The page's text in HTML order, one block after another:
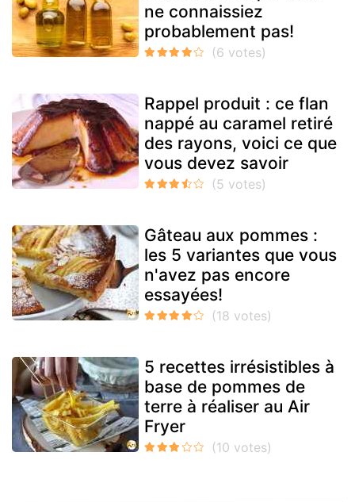
ne connaissiez
probablement pas!
Rappel produit : ce flan
nappé au caramel retiré
des rayons, voici ce que
vous devez savoir
Gâteau aux pommes :
les 5 variantes que vous
n'avez pas encore
essayées!
5 recettes irrésistibles à
base de pommes de
terre à réaliser au Air
Fryer